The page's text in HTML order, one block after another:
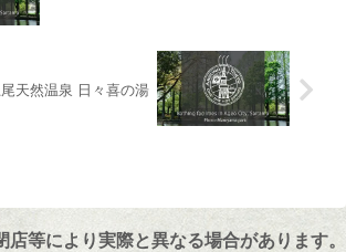
尾天然温泉 日々喜の湯
店等により実際と異なる場合があります。